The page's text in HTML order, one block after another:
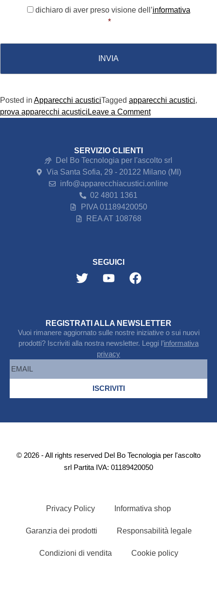
Consenso *
dichiaro di aver preso visione dell’informativa
*
Posted in Apparecchi acusticiTagged apparecchi acustici,
prova apparecchi acustici Leave a Comment
SERVIZIO CLIENTI
Del Bo Tecnologia per l'ascolto srl
Via Santa Sofia, 29 - 20122 Milano (MI)
info@apparecchiacustici.online
02 4801 1361
PIVA 01189420050
REA AT 108768
SEGUICI
REGISTRATI ALLA NEWSLETTER
Vuoi rimanere aggiornato sulle nostre iniziative o sui nuovi
prodotti? Iscriviti alla nostra newsletter. Leggi l’informativa
privacy
ISCRIVITI
© 2026 - All rights reserved Del Bo Tecnologia per l'ascolto
srl Partita IVA: 01189420050
Privacy Policy Informativa shop
Garanzia dei prodotti Responsabilità legale
Condizioni di vendita Cookie policy